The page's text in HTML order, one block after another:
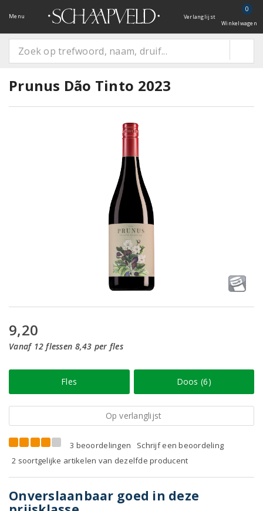
Menu Verlanglijst
0
Winkelwagen
Prunus Dão Tinto 2023
9,20
Vanaf 12 flessen 8,43 per fles
Fles Doos (6)
Op verlanglijst
3 beoordelingen
Schrijf een beoordeling
2 soortgelijke artikelen van dezelfde producent
Onverslaanbaar goed in deze